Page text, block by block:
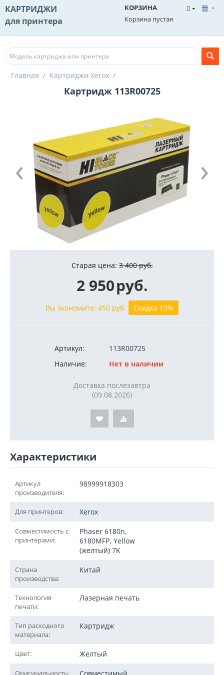
КАРТРИДЖИ
для принтера
КОРЗИНА
Корзина пустая
Главная / Картриджи Xerox /
Картридж 113R00725
Старая цена: 3 400 руб.
2 950руб.
Вы экономите: 450 руб. Скидка 13%
Артикул:
113R00725
Наличие:
Нет в наличии
Доставка послезавтра
(09.08.2026)
Характеристики
Артикул
производителя:
98999918303
Для принтеров: Xerox
Совместимость с
принтерами:
Phaser 6180n,
6180MFP, Yellow
(желтый) 7K
Страна
производства:
Китай
Технология
печати:
Лазерная печать
Тип расходного
материала:
Картридж
Цвет: Желтый
Оригинальность: